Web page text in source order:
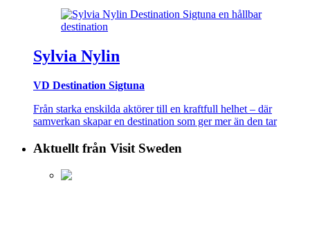
Sylvia Nylin
VD Destination Sigtuna
Från starka enskilda aktörer till en kraftfull helhet – där
samverkan skapar en destination som ger mer än den tar
Aktuellt från Visit Sweden